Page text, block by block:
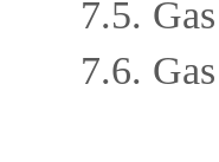
7.5.
7.6.